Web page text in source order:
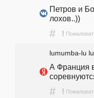
Петров и
лохов..))
# !
lumumba-lu
А Франция
# !